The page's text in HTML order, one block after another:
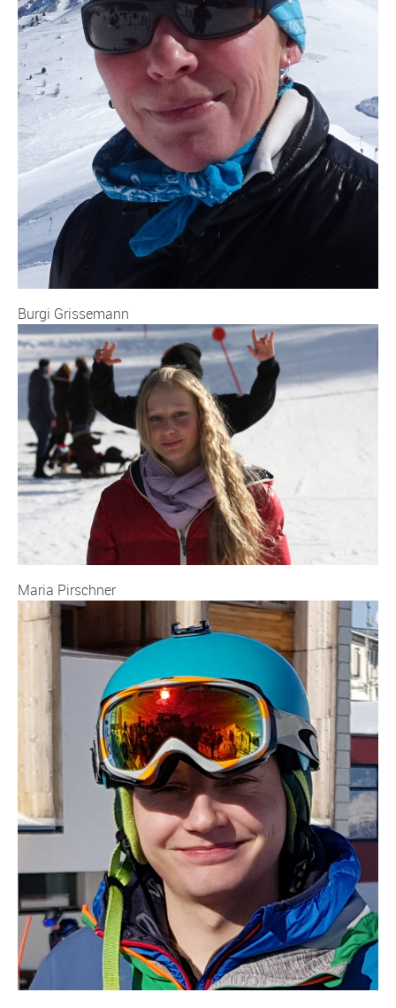
Burgi Grissemann
Maria Pirschner